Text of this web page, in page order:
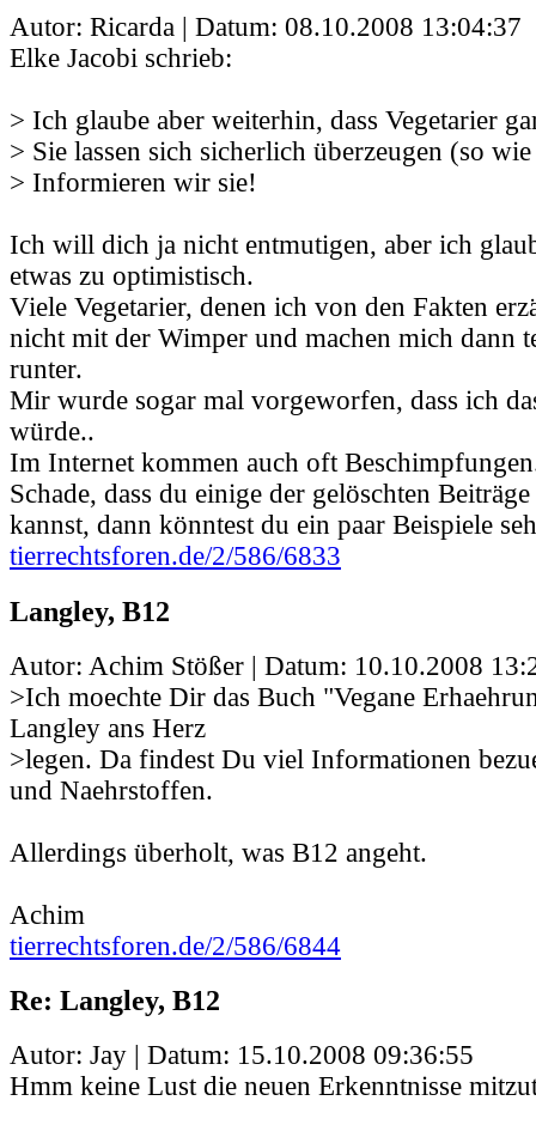
Autor: Ricarda | Datum: 08.10.2008 13:04:37
Elke Jacobi schrieb:
> Ich glaube aber weiterhin, dass Vegetarier
> Sie lassen sich sicherlich überzeugen (so
> Informieren wir sie!
Ich will dich ja nicht entmutigen, aber ich
etwas zu optimistisch.
Viele Vegetarier, denen ich von den Fakten
nicht mit der Wimper und machen mich dann
runter.
Mir wurde sogar mal vorgeworfen, dass ich
würde..
Im Internet kommen auch oft
Schade, dass du einige der gelöschten
kannst, dann könntest du ein paar Beispiele
tierrechtsforen.de/2/586/6833
Langley, B12
Autor: Achim Stößer | Datum: 10.10.2008
>Ich moechte Dir das Buch "Vegane
Langley ans Herz
>legen. Da findest Du viel Informationen
und Naehrstoffen.
Allerdings überholt, was B12 angeht.
Achim
tierrechtsforen.de/2/586/6844
Re: Langley, B12
Autor: Jay | Datum: 15.10.2008 09:36:55
Hmm keine Lust die neuen Erkenntnisse